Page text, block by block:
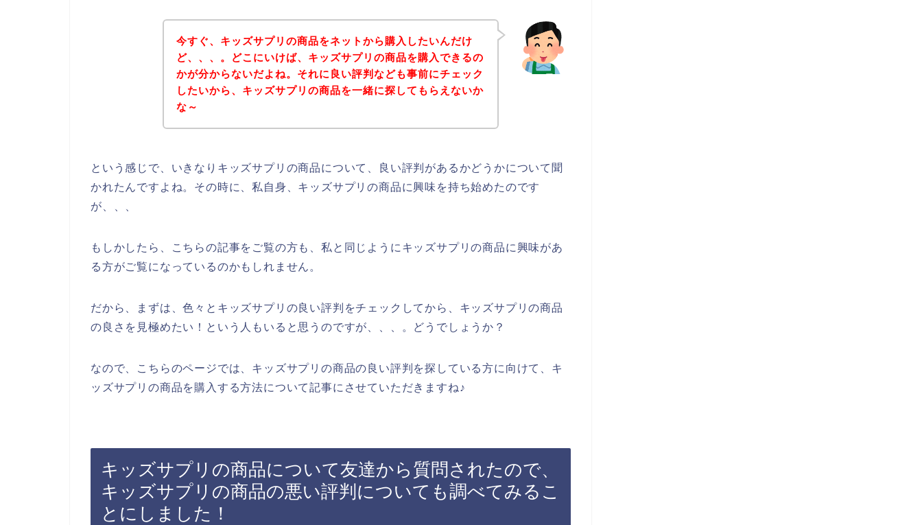
今すぐ、キッズサプリの商品をネットから購入したいんだけ
ど、、、。どこにいけば、キッズサプリの商品を購入できるの
かが分からないだよね。それに良い評判なども事前にチェック
したいから、キッズサプリの商品を一緒に探してもらえないか
な～
という感じで、いきなりキッズサプリの商品について、良い評判があるかどうかについて聞
かれたんですよね。その時に、私自身、キッズサプリの商品に興味を持ち始めたのです
が、、、
もしかしたら、こちらの記事をご覧の方も、私と同じようにキッズサプリの商品に興味があ
る方がご覧になっているのかもしれません。
だから、まずは、色々とキッズサプリの良い評判をチェックしてから、キッズサプリの商品
の良さを見極めたい！という人もいると思うのですが、、、。どうでしょうか？
なので、こちらのページでは、キッズサプリの商品の良い評判を探している方に向けて、キ
ッズサプリの商品を購入する方法について記事にさせていただきますね♪
キッズサプリの商品について友達から質問されたので、
キッズサプリの商品の悪い評判についても調べてみるこ
とにしました！